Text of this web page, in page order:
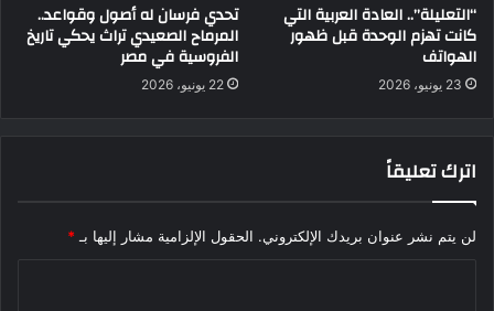
“التعليلة”.. العادة العربية التي
كانت تهزم الوحدة قبل ظهور
الهواتف
23 يونيو، 2026
تحدي فرسان له أصول وقواعد..
المرماح الصعيدي تراث يحكي تاريخ
الفروسية في مصر
22 يونيو، 2026
اترك تعليقاً
لن يتم نشر عنوان بريدك الإلكتروني. الحقول الإلزامية مشار إليها بـ *